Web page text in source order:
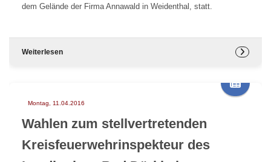
dem Gelände der Firma Annawald in Weidenthal, statt.
Weiterlesen
Montag, 11.04.2016
Wahlen zum stellvertretenden
Kreisfeuerwehrinspekteur des